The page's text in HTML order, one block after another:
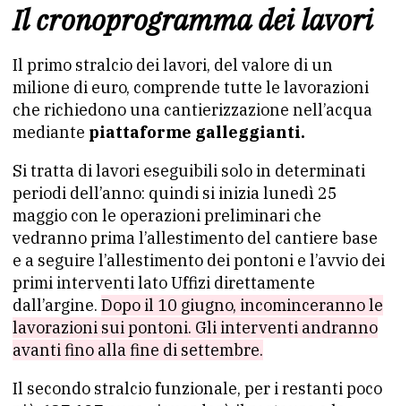
Il cronoprogramma dei lavori
Il primo stralcio dei lavori, del valore di un
milione di euro, comprende tutte le lavorazioni
che richiedono una cantierizzazione nell’acqua
mediante piattaforme galleggianti.
Si tratta di lavori eseguibili solo in determinati
periodi dell’anno: quindi si inizia lunedì 25
maggio con le operazioni preliminari che
vedranno prima l’allestimento del cantiere base
e a seguire l’allestimento dei pontoni e l’avvio dei
primi interventi lato Uffizi direttamente
dall’argine. Dopo il 10 giugno, incominceranno le
lavorazioni sui pontoni. Gli interventi andranno
avanti fino alla fine di settembre.
Il secondo stralcio funzionale, per i restanti poco